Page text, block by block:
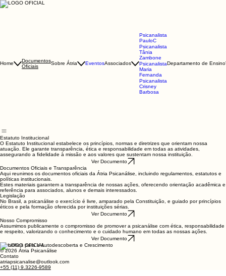
Home
Documentos
Oficiais
Sobre Átria EventosAssociados
Psicanalista
PauloC
Psicanalista
Tânia
Zambone
Psicanalista
Maria
Fernanda
Psicanalista
Crisney
Barbosa
Departamento de Ensino
Estatuto Institucional
O Estatuto Institucional estabelece os princípios, normas e diretrizes que orientam nossa
atuação. Ele garante transparência, ética e responsabilidade em todas as atividades,
assegurando a fidelidade à missão e aos valores que sustentam nossa instituição.
Ver Documento
Documentos Oficiais e Transparência
Aqui reunimos os documentos oficiais da Átria Psicanálise, incluindo regulamentos, estatutos e
políticas institucionais.
Estes materiais garantem a transparência de nossas ações, oferecendo orientação acadêmica e
referência para associados, alunos e demais interessados.
Legislação
No Brasil, a psicanálise o exercício é livre, amparado pela Constituição, e guiado por princípios
éticos e pela formação oferecida por instituições sérias.
Ver Documento
Nosso Compromisso
Assumimos publicamente o compromisso de promover a psicanálise com ética, responsabilidade
e respeito, valorizando o conhecimento e o cuidado humano em todas as nossas ações.
Ver Documento
Caminhos para a Autodescoberta e Crescimento
© 2026 Átria Psicanálise
Contato
atriapsicanalise@outlook.com
+55 (11) 9.3226-9589